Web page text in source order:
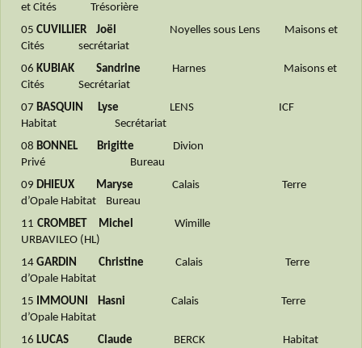
et Cités Trésorière
05 CUVILLIER Joël Noyelles sous Lens Maisons et
Cités secrétariat
06 KUBIAK Sandrine Harnes Maisons et
Cités Secrétariat
07 BASQUIN Lyse LENS ICF
Habitat Secrétariat
08 BONNEL Brigitte Divion
Privé Bureau
09 DHIEUX Maryse Calais Terre
d’Opale Habitat Bureau
11 CROMBET Michel Wimille
URBAVILEO (HL)
14 GARDIN Christine Calais Terre
d’Opale Habitat
15 IMMOUNI Hasni Calais Terre
d’Opale Habitat
16 LUCAS Claude BERCK Habitat